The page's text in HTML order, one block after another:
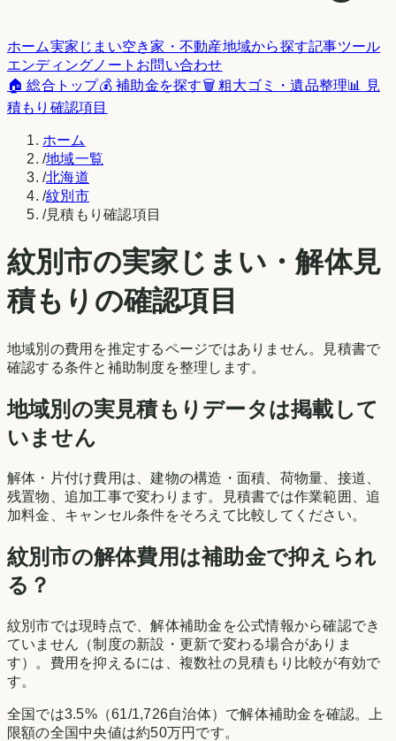
ホーム実家じまい空き家・不動産地域から探す記事ツール
エンディングノート お問い合わせ
🏠 総合トップ💰 補助金を探す🗑️ 粗大ゴミ・遺品整理📊 見
積もり確認項目
ホーム
/地域一覧
/北海道
/紋別市
/見積もり確認項目
紋別市の実家じまい・解体見
積もりの確認項目
地域別の費用を推定するページではありません。見積書で
確認する条件と補助制度を整理します。
地域別の実見積もりデータは掲載して
いません
解体・片付け費用は、建物の構造・面積、荷物量、接道、
残置物、追加工事で変わります。見積書では作業範囲、追
加料金、キャンセル条件をそろえて比較してください。
紋別市の解体費用は補助金で抑えられ
る？
紋別市では現時点で、解体補助金を公式情報から確認でき
ていません（制度の新設・更新で変わる場合がありま
す）。費用を抑えるには、複数社の見積もり比較が有効で
す。
全国では3.5%（61/1,726自治体）で解体補助金を確認。上
限額の全国中央値は約50万円です。